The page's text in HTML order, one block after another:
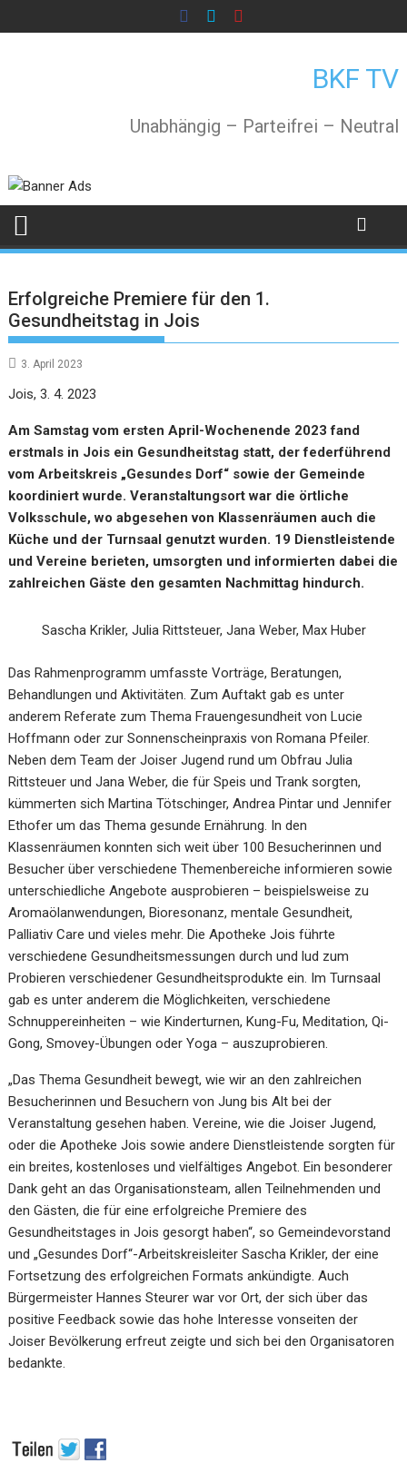
to
BKF TV
Unabhängig – Parteifrei – Neutral
Erfolgreiche Premiere für den 1.
Gesundheitstag in Jois
3. April 2023
Jois, 3. 4. 2023
Am Samstag vom ersten April-Wochenende 2023 fand
erstmals in Jois ein Gesundheitstag statt, der federführend
vom Arbeitskreis „Gesundes Dorf“ sowie der Gemeinde
koordiniert wurde. Veranstaltungsort war die örtliche
Volksschule, wo abgesehen von Klassenräumen auch die
Küche und der Turnsaal genutzt wurden. 19 Dienstleistende
und Vereine berieten, umsorgten und informierten dabei die
zahlreichen Gäste den gesamten Nachmittag hindurch.
Sascha Krikler, Julia Rittsteuer, Jana Weber, Max Huber
Das Rahmenprogramm umfasste Vorträge, Beratungen,
Behandlungen und Aktivitäten. Zum Auftakt gab es unter
anderem Referate zum Thema Frauengesundheit von Lucie
Hoffmann oder zur Sonnenscheinpraxis von Romana Pfeiler.
Neben dem Team der Joiser Jugend rund um Obfrau Julia
Rittsteuer und Jana Weber, die für Speis und Trank sorgten,
kümmerten sich Martina Tötschinger, Andrea Pintar und Jennifer
Ethofer um das Thema gesunde Ernährung. In den
Klassenräumen konnten sich weit über 100 Besucherinnen und
Besucher über verschiedene Themenbereiche informieren sowie
unterschiedliche Angebote ausprobieren – beispielsweise zu
Aromaölanwendungen, Bioresonanz, mentale Gesundheit,
Palliativ Care und vieles mehr. Die Apotheke Jois führte
verschiedene Gesundheitsmessungen durch und lud zum
Probieren verschiedener Gesundheitsprodukte ein. Im Turnsaal
gab es unter anderem die Möglichkeiten, verschiedene
Schnuppereinheiten – wie Kinderturnen, Kung-Fu, Meditation, Qi-
Gong, Smovey-Übungen oder Yoga – auszuprobieren.
„Das Thema Gesundheit bewegt, wie wir an den zahlreichen
Besucherinnen und Besuchern von Jung bis Alt bei der
Veranstaltung gesehen haben. Vereine, wie die Joiser Jugend,
oder die Apotheke Jois sowie andere Dienstleistende sorgten für
ein breites, kostenloses und vielfältiges Angebot. Ein besonderer
Dank geht an das Organisationsteam, allen Teilnehmenden und
den Gästen, die für eine erfolgreiche Premiere des
Gesundheitstages in Jois gesorgt haben“, so Gemeindevorstand
und „Gesundes Dorf“-Arbeitskreisleiter Sascha Krikler, der eine
Fortsetzung des erfolgreichen Formats ankündigte. Auch
Bürgermeister Hannes Steurer war vor Ort, der sich über das
positive Feedback sowie das hohe Interesse vonseiten der
Joiser Bevölkerung erfreut zeigte und sich bei den Organisatoren
bedankte.